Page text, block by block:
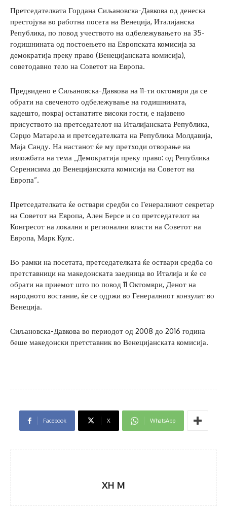
Претседателката Гордана Сиљановска-Давкова од денеска
престојува во работна посета на Венеција, Италијанска
Република, по повод учеството на одбележувањето на 35-
годишнината од постоењето на Европската комисија за
демократија преку право (Венецијанската комисија),
советодавно тело на Советот на Европа.
Предвидено е Сиљановска-Давкова на 11-ти октомври да се
обрати на свеченото одбележување на годишнината,
кадешто, покрај останатите високи гости, е најавено
присуството на претседателот на Италијанската Република,
Серџо Матарела и претседателката на Република Молдавија,
Маја Санду. На настанот ќе му претходи отворање на
изложбата на тема „Демократија преку право: од Република
Серенисима до Венецијанската комисија на Советот на
Европа“.
Претседателката ќе оствари средби со Генералниот секретар
на Советот на Европа, Ален Берсе и со претседателот на
Конгресот на локални и регионални власти на Советот на
Европа, Марк Кулс.
Во рамки на посетата, претседателката ќе оствари средба со
претставници на македонската заедница во Италија и ќе се
обрати на приемот што по повод 11 Октомври, Денот на
народното востание, ќе се одржи во Генералниот конзулат во
Венеција.
Сиљановска-Давкова во периодот од 2008 до 2016 година
беше македонски претставник во Венецијанската комисија.
Facebook X WhatsApp
XH M